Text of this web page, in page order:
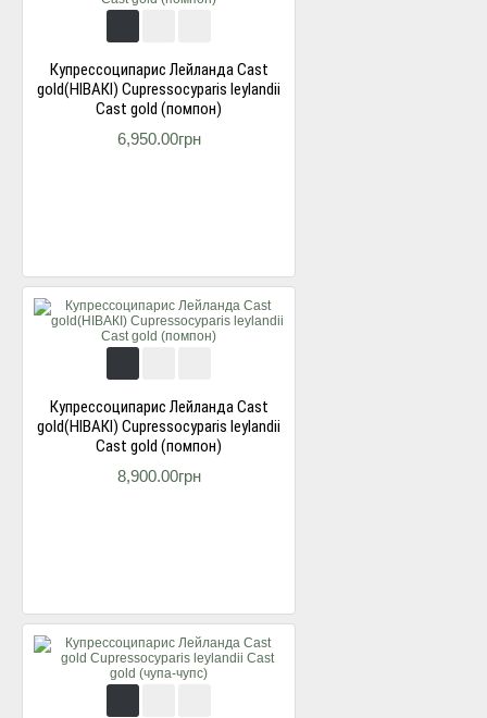
Купресcоципарис Лейланда Cast
gold(НІВАКІ) Cupressocyparis leylandii
Cast gold (помпон)
6,950.00грн
Купресcоципарис Лейланда Cast
gold(НІВАКІ) Cupressocyparis leylandii
Cast gold (помпон)
8,900.00грн